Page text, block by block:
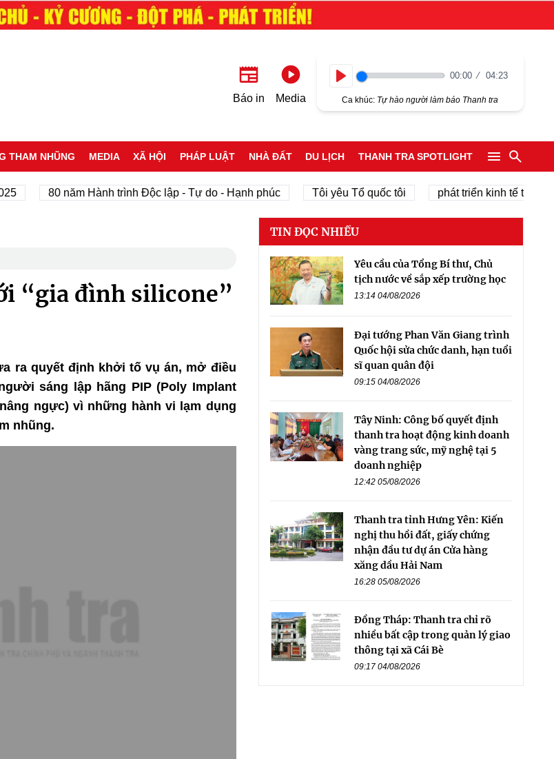
Báo in Media
00:00 04:23
Ca khúc: Tự hào người làm báo Thanh tra
THAM NHŨNG MEDIA XÃ HỘI PHÁP LUẬT NHÀ ĐẤT DU LỊCH THANH TRA SPOTLIGHT
80 năm Hành trình Độc lập - Tự do - Hạnh phúc Tôi yêu Tổ quốc tôi phát triển kinh tế tư nhân
“gia đình silicone”
ra quyết định khởi tố vụ án, mở điều
sáng lập hãng PIP (Poly Implant
ngực) vì những hành vi lạm dụng
nhũng.
TIN ĐỌC NHIỀU
Yêu cầu của Tổng Bí thư, Chủ
tịch nước về sắp xếp trường học
13:14 04/08/2026
Đại tướng Phan Văn Giang trình
Quốc hội sửa chức danh, hạn tuổi
sĩ quan quân đội
09:15 04/08/2026
Tây Ninh: Công bố quyết định
thanh tra hoạt động kinh doanh
vàng trang sức, mỹ nghệ tại 5
doanh nghiệp
12:42 05/08/2026
Thanh tra tỉnh Hưng Yên: Kiến
nghị thu hồi đất, giấy chứng
nhận đầu tư dự án Cửa hàng
xăng dầu Hải Nam
16:28 05/08/2026
Đồng Tháp: Thanh tra chỉ rõ
nhiều bất cập trong quản lý giao
thông tại xã Cái Bè
09:17 04/08/2026